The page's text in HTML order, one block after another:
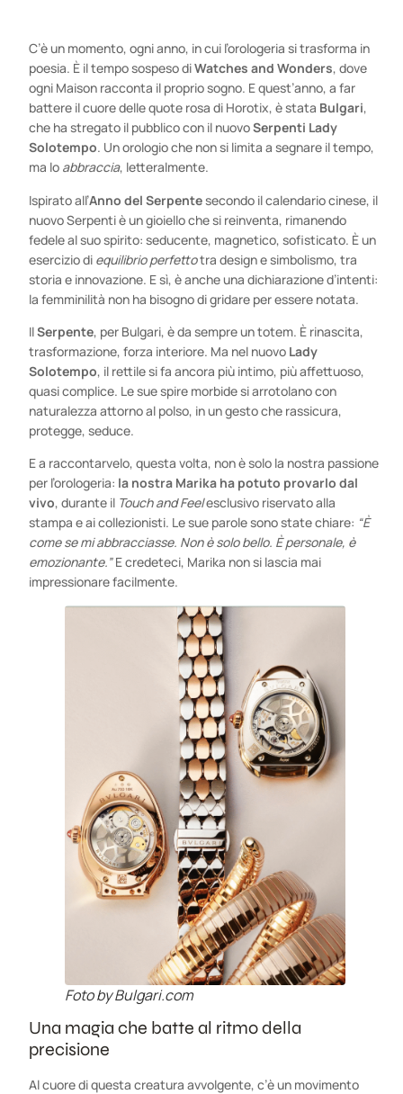
C’è un momento, ogni anno, in cui l’orologeria si trasforma in
poesia. È il tempo sospeso diWatches and Wonders, dove
ogni Maison racconta il proprio sogno. E quest’anno, a far
battere il cuore delle quote rosa di Horotix, è stata Bulgari,
che ha stregato il pubblico con il nuovoSerpenti Lady
Solotempo. Un orologio che non si limita a segnare il tempo,
ma lo abbraccia, letteralmente.
Ispirato all’Anno del Serpentesecondo il calendario cinese, il
nuovo Serpenti è un gioiello che si reinventa, rimanendo
fedele al suo spirito: seducente, magnetico, sofisticato. È un
esercizio di equilibrio perfettotra design e simbolismo, tra
storia e innovazione. E sì, è anche una dichiarazione d’intenti:
la femminilità non ha bisogno di gridare per essere notata.
IlSerpente, per Bulgari, è da sempre un totem. È rinascita,
trasformazione, forza interiore. Ma nel nuovo Lady
Solotempo, il rettile si fa ancora più intimo, più affettuoso,
quasi complice. Le sue spire morbide si arrotolano con
naturalezza attorno al polso, in un gesto che rassicura,
protegge, seduce.
E a raccontarvelo, questa volta, non è solo la nostra passione
per l’orologeria: la nostra Marika ha potuto provarlo dal
vivo, durante il Touch and Feelesclusivo riservato alla
stampa e ai collezionisti. Le sue parole sono state chiare: “È
come se mi abbracciasse. Non è solo bello. È personale, è
emozionante.”E credeteci, Marika non si lascia mai
impressionare facilmente.
Foto by Bulgari.com
Una magia che batte al ritmo della
precisione
Al cuore di questa creatura avvolgente, c’è un movimento